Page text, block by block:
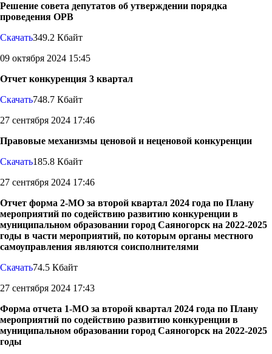
Решение совета депутатов об утверждении порядка
проведения ОРВ
Скачать349.2 Кбайт
09 октября 2024 15:45
Отчет конкуренция 3 квартал
Скачать748.7 Кбайт
27 сентября 2024 17:46
Правовые механизмы ценовой и неценовой конкуренции
Скачать185.8 Кбайт
27 сентября 2024 17:46
Отчет форма 2-МО за второй квартал 2024 года по Плану
мероприятий по содействию развитию конкуренции в
муниципальном образовании город Саяногорск на 2022-2025
годы в части мероприятий, по которым органы местного
самоуправления являются соисполнителями
Скачать74.5 Кбайт
27 сентября 2024 17:43
Форма отчета 1-МО за второй квартал 2024 года по Плану
мероприятий по содействию развитию конкуренции в
муниципальном образовании город Саяногорск на 2022-2025
годы